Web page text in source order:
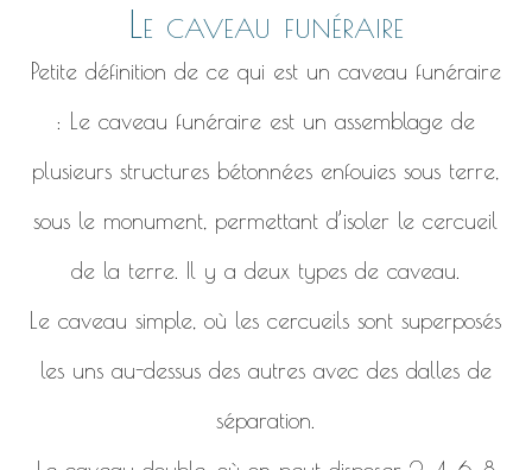
Le caveau funéraire
Petite définition de ce qui est un caveau funéraire
: Le caveau funéraire est un assemblage de
plusieurs structures bétonnées enfouies sous terre,
sous le monument, permettant d’isoler le cercueil
de la terre. Il y a deux types de caveau.
Le caveau simple, où les cercueils sont superposés
les uns au-dessus des autres avec des dalles de
séparation.